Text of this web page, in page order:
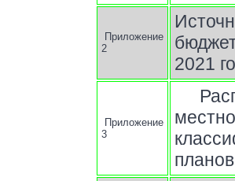
Приложение
2
2021
Приложение
3